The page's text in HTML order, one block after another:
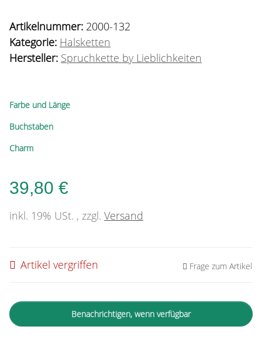
Artikelnummer: 2000-132
Kategorie: Halsketten
Hersteller: Spruchkette by Lieblichkeiten
Farbe und Länge
Buchstaben
Charm
39,80 €
inkl. 19% USt. , zzgl. Versand
Artikel vergriffen Frage zum Artikel
Benachrichtigen, wenn verfügbar